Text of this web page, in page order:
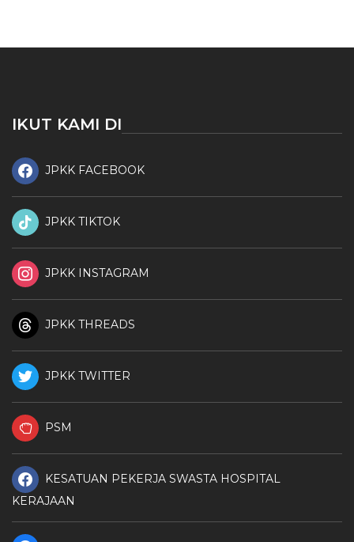
IKUT KAMI DI
JPKK FACEBOOK
JPKK TIKTOK
JPKK INSTAGRAM
JPKK THREADS
JPKK TWITTER
PSM
KESATUAN PEKERJA SWASTA HOSPITAL
KERAJAAN